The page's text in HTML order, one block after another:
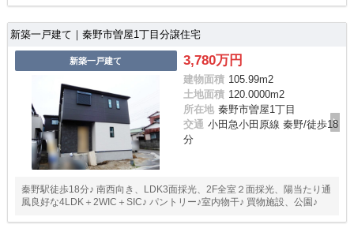
新築一戸建て｜秦野市曽屋1丁目分譲住宅
新築一戸建て 3,780万円
建物面積 105.99m2
土地面積 120.0000m2
所在地 秦野市曽屋1丁目
交通 小田急小田原線 秦野/徒歩18
分
秦野駅徒歩18分♪ 南西向き、LDK3面採光、2F全室２面採光、陽当たり通
風良好な4LDK＋2WIC＋SIC♪ パントリー♪室内物干♪ 買物施設、公園♪